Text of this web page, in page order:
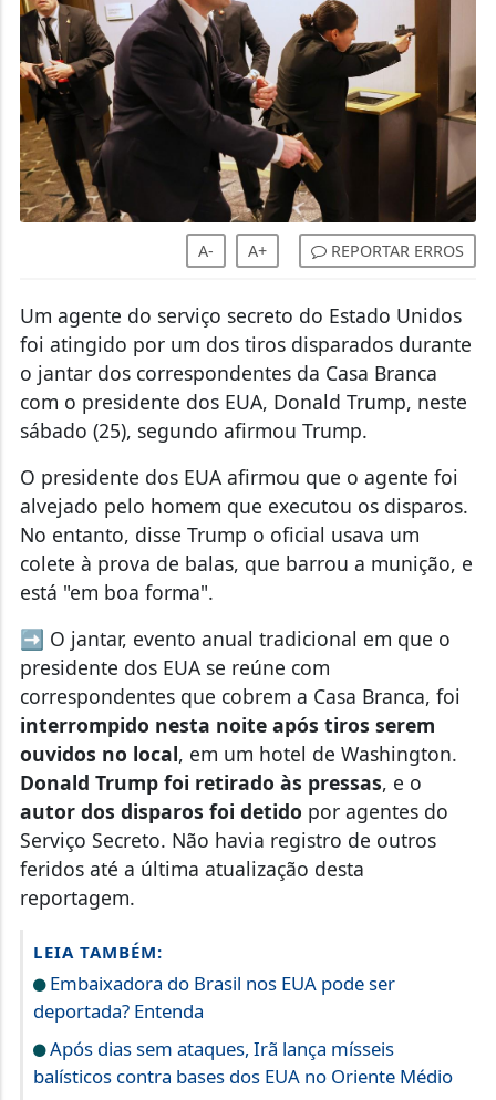
A- A+ REPORTAR ERROS
Um agente do serviço secreto do Estado Unidos
foi atingido por um dos tiros disparados durante
o jantar dos correspondentes da Casa Branca
com o presidente dos EUA, Donald Trump, neste
sábado (25), segundo afirmou Trump.
O presidente dos EUA afirmou que o agente foi
alvejado pelo homem que executou os disparos.
No entanto, disse Trump o oficial usava um
colete à prova de balas, que barrou a munição, e
está "em boa forma".
➡️ O jantar, evento anual tradicional em que o
presidente dos EUA se reúne com
correspondentes que cobrem a Casa Branca, foi
interrompido nesta noite após tiros serem
ouvidos no local, em um hotel de Washington.
Donald Trump foi retirado às pressas, e o
autor dos disparos foi detido por agentes do
Serviço Secreto. Não havia registro de outros
feridos até a última atualização desta
reportagem.
LEIA TAMBÉM:
Embaixadora do Brasil nos EUA pode ser
deportada? Entenda
Após dias sem ataques, Irã lança mísseis
balísticos contra bases dos EUA no Oriente Médio